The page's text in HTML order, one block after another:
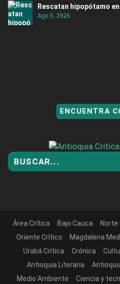
Rescatan hipopótamo
Ago 5, 2026
ENCUENTRA
Área Crítica Bajo Cauca Norte
Oriente Crítico
Magdalena
Urabá Crítica
Crónica
Antioquia Literaria
Medio Ambiente
Ciencia y